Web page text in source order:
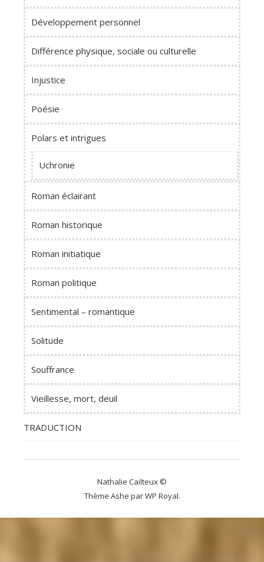
Développement personnel
Différence physique, sociale ou culturelle
Injustice
Poésie
Polars et intrigues
Uchronie
Roman éclairant
Roman historique
Roman initiatique
Roman politique
Sentimental – romantique
Solitude
Souffrance
Vieillesse, mort, deuil
TRADUCTION
Nathalie Cailteux ©
Thème Ashe parWP Royal.